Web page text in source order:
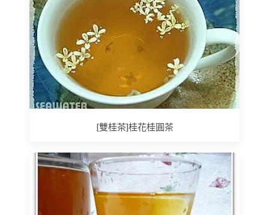
[雙桂茶]桂花桂圓茶